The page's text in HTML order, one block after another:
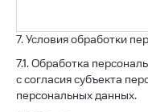
7. Условия обработки
7.1. Обработка
с согласия субъекта
персональных данных.